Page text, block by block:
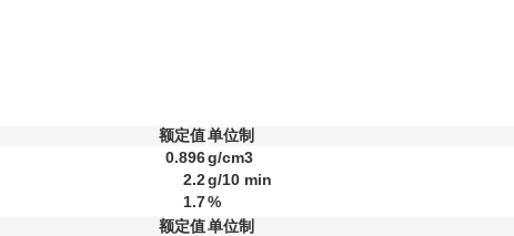
额定值单位制
0.896g/cm3
2.2g/10 min
1.7%
额定值单位制